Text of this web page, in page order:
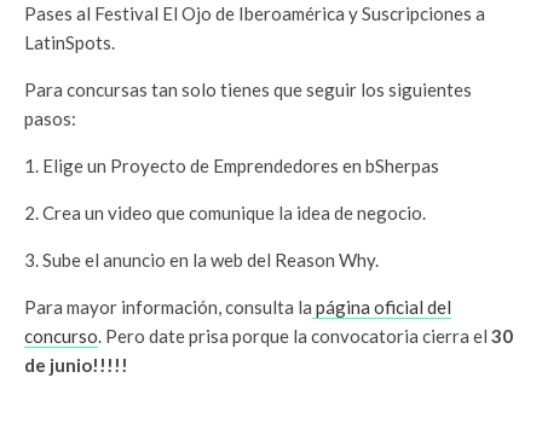
Pases al Festival El Ojo de Iberoamérica y Suscripciones a
LatinSpots.
Para concursas tan solo tienes que seguir los siguientes
pasos:
1. Elige un Proyecto de Emprendedores en bSherpas
2. Crea un video que comunique la idea de negocio.
3. Sube el anuncio en la web del Reason Why.
Para mayor información, consulta la página oficial del
concurso . Pero date prisa porque la convocatoria cierra el 30
de junio!!!!!